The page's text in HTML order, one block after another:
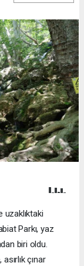
uzaklıktaki
Parkı, yaz
biri oldu.
çınar